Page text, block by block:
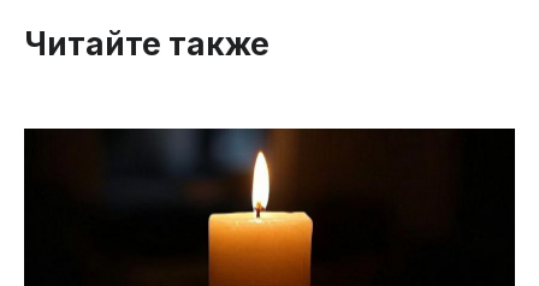
Читайте также